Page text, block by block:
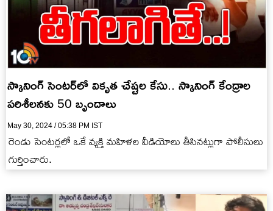
స్కానింగ్ సెంటర్‌లో వికృత చేష్టల కేసు.. స్కానింగ్ కేంద్రాల
పరిశీలనకు 50 బృందాలు
May 30, 2024 / 05:38 PM IST
రెండు సెంటర్లలో ఒకే వ్యక్తి మహిళల వీడియోలు తీసినట్లుగా పోలీసులు
గుర్తించారు.